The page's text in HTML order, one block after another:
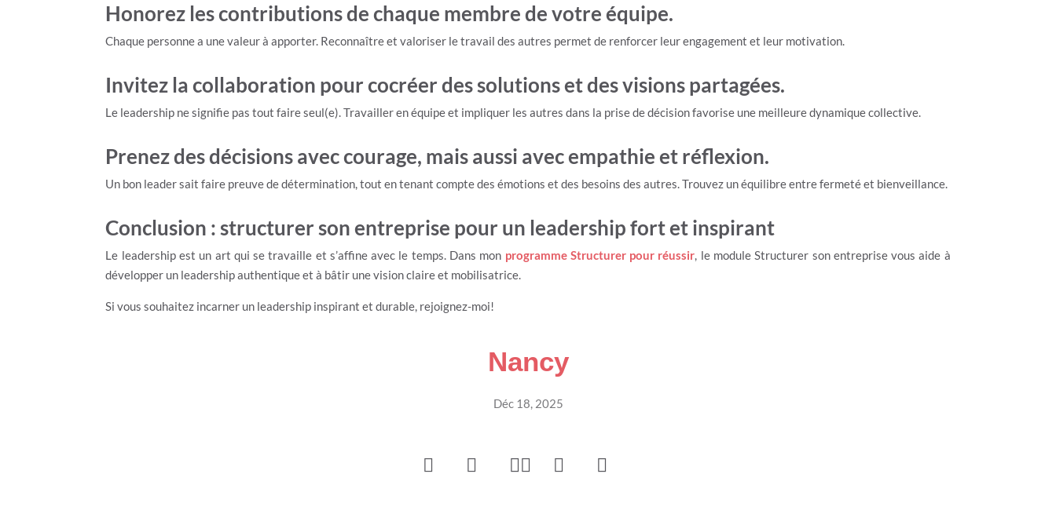
Honorez les contributions de chaque membre de votre équipe.
Chaque personne a une valeur à apporter. Reconnaître et valoriser le travail des autres permet de renforcer leur engagement et leur motivation.
Invitez la collaboration pour cocréer des solutions et des visions partagées.
Le leadership ne signifie pas tout faire seul(e). Travailler en équipe et impliquer les autres dans la prise de décision favorise une meilleure dynamique collective.
Prenez des décisions avec courage, mais aussi avec empathie et réflexion.
Un bon leader sait faire preuve de détermination, tout en tenant compte des émotions et des besoins des autres. Trouvez un équilibre entre fermeté et bienveillance.
Conclusion : structurer son entreprise pour un leadership fort et inspirant
Le leadership est un art qui se travaille et s’affine avec le temps. Dans mon programme Structurer pour réussir, le module Structurer son entreprise vous aide à
développer un leadership authentique et à bâtir une vision claire et mobilisatrice.
Si vous souhaitez incarner un leadership inspirant et durable, rejoignez-moi!
Nancy
Déc 18, 2025
    